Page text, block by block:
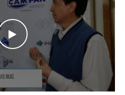
WATCH THE VIDEO